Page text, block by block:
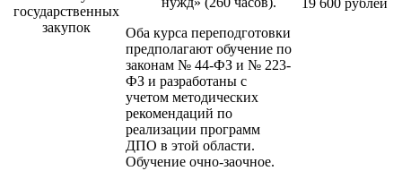
государственных
закупок
Оба курса переподготовки
предполагают обучение по
законам № 44-ФЗ и № 223-
ФЗ и разработаны с
учетом методических
рекомендаций по
реализации программ
ДПО в этой области.
Обучение очно-заочное.
19 600 рублей